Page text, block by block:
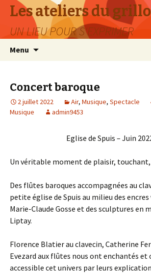
Les ateliers du
UN LIEU POUR S'EXPRIMER
Menu
Concert baroque
2 juillet 2022 Air, Musique, Spectacle
Musique
admin9453
Eglise de Spuis – Juin
Un véritable moment de plaisir, touchant,
Des flûtes baroques accompagnées au
petite église de Spuis au milieu des
Marie-Claude Gosse et des sculptures en
Liptay.
Florence Blatier au clavecin, Catherine
Evezard aux flûtes nous ont enchantés et
accessible cet univers par leurs